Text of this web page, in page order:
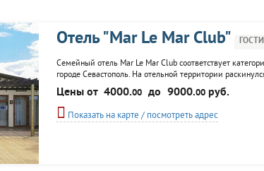
Отель "Mar Le Mar Club"
Семейный отель Mar Le Mar Club соответствует
городе Севастополь. На отельной территории
галькой) пляж. В инфраструктуру отеля включены
бассейн-инфинити и сауна с видом на море...
Цены от 4000.00 до 9000.00руб.
Показать на карте / посмотреть адрес